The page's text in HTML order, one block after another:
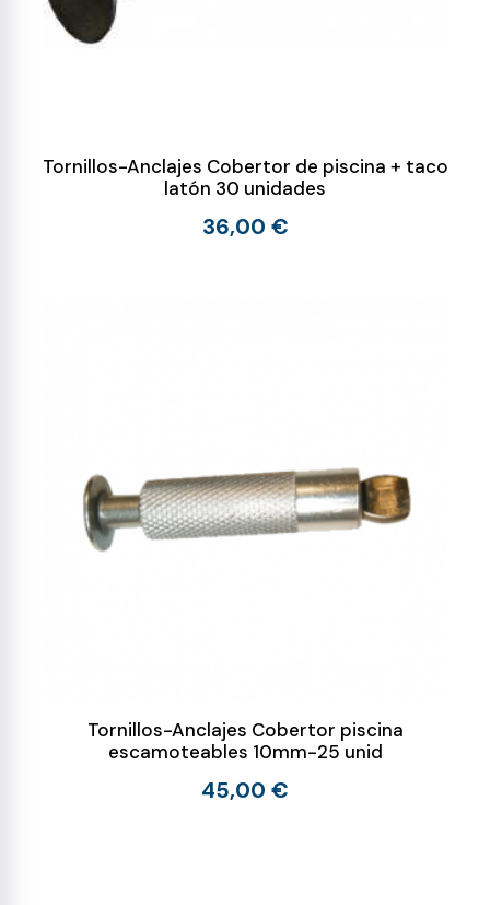
Tornillos-Anclajes Cobertor de piscina + taco
latón 30 unidades
36,00 €
Tornillos-Anclajes Cobertor piscina
escamoteables 10mm-25 unid
45,00 €